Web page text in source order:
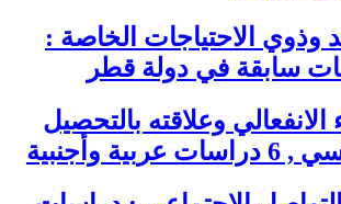
وذوي الاحتياجات الخاصة :
سابقة في دولة قطر
الانفعالي وعلاقته بالتحصيل
عربية وأجنبية